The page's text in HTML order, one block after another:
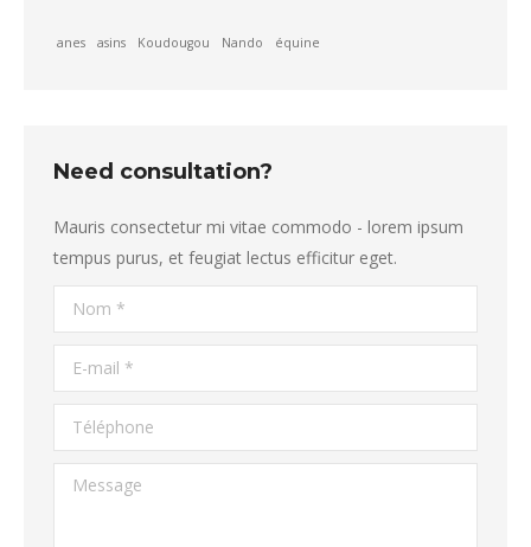
anes asins Koudougou Nando équine
Need consultation?
Mauris consectetur mi vitae commodo - lorem ipsum
tempus purus, et feugiat lectus efficitur eget.
Nom *
E-mail *
Téléphone
Message